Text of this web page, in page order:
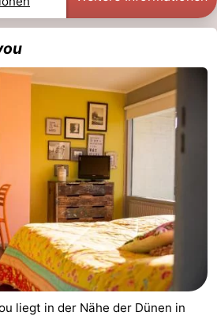
liegt in der Nähe der Dünen in